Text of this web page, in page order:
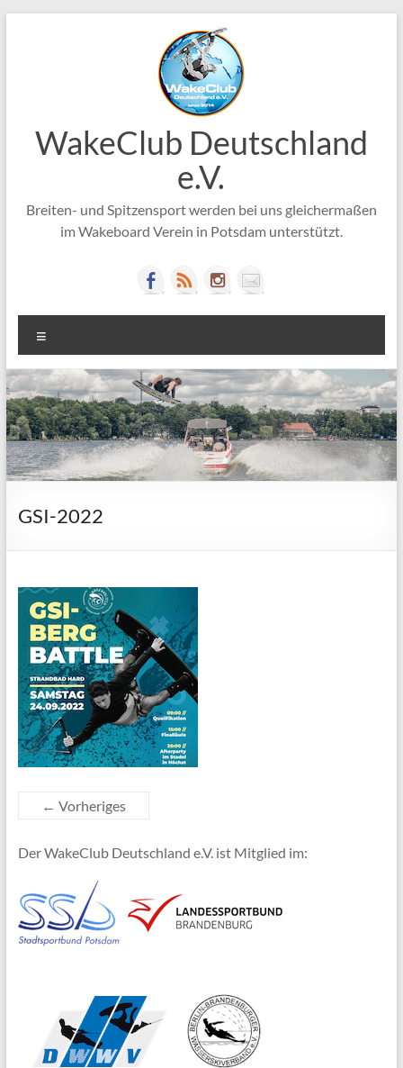
WakeClub Deutschland
e.V.
Breiten- und Spitzensport werden bei uns gleichermaßen
im Wakeboard Verein in Potsdam unterstützt.
GSI-2022
← Vorheriges
Der WakeClub Deutschland e.V. ist Mitglied im: